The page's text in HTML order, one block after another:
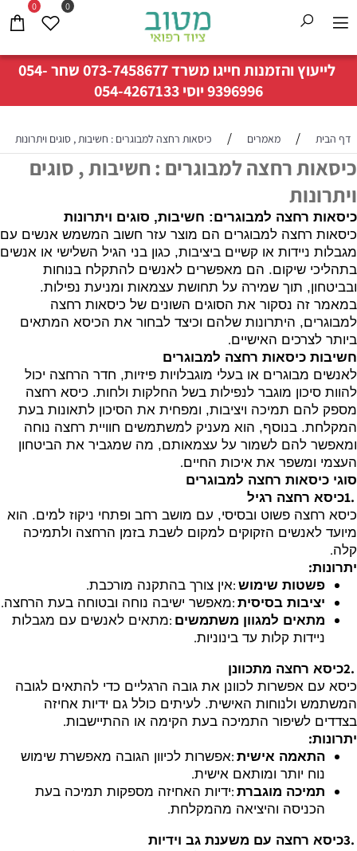
לייעוץ והזמנות חייגו משרד073-7458677שחר054-
9396996יוסי054-4267133
0 0
דף הבית / מאמרים / כיסאות רחצה למבוגרים : חשיבות , סוגים ויתרונות
כיסאות רחצה למבוגרים : חשיבות , סוגים
ויתרונות
כיסאות רחצה למבוגרים: חשיבות, סוגים ויתרונות
כיסאות רחצה למבוגרים הם מוצר עזר חשוב המשמש אנשים עם
מגבלות ניידות או קשיים ביציבות, כגון בני הגיל השלישי או אנשים
בתהליכי שיקום. הם מאפשרים לאנשים להתקלח בנוחות
ובביטחון, תוך שמירה על תחושת עצמאות ומניעת נפילות.
במאמר זה נסקור את הסוגים השונים של כיסאות רחצה
למבוגרים, היתרונות שלהם וכיצד לבחור את הכיסא המתאים
ביותר לצרכים האישיים.
חשיבות כיסאות רחצה למבוגרים
לאנשים מבוגרים או בעלי מוגבלויות פיזיות, חדר הרחצה יכול
להוות סיכון מוגבר לנפילות בשל החלקות ולחות. כיסא רחצה
מספק להם תמיכה ויציבות, ומפחית את הסיכון לתאונות בעת
המקלחת. בנוסף, הוא מעניק למשתמשים חוויית רחצה נוחה
ומאפשר להם לשמור על עצמאותם, מה שמגביר את הביטחון
העצמי ומשפר את איכות החיים.
סוגי כיסאות רחצה למבוגרים
1.כיסא רחצה רגיל
כיסא רחצה פשוט ובסיסי, עם מושב רחב ופתחי ניקוז למים. הוא
מיועד לאנשים הזקוקים למקום לשבת בזמן הרחצה ולתמיכה
קלה.
יתרונות:
פשטות שימוש :אין צורך בהתקנה מורכבת.
יציבות בסיסית :מאפשר ישיבה נוחה ובטוחה בעת הרחצה.
מתאים למגוון משתמשים :מתאים לאנשים עם מגבלות
ניידות קלות עד בינוניות.
2.כיסא רחצה מתכוונן
כיסא עם אפשרות לכוונן את גובה הרגליים כדי להתאים לגובה
המשתמש ולנוחות האישית. לעיתים כולל גם ידיות אחיזה
בצדדים לשיפור התמיכה בעת הקימה או ההתיישבות.
יתרונות:
התאמה אישית :אפשרות לכיוון הגובה מאפשרת שימוש
נוח יותר ומותאם אישית.
תמיכה מוגברת :ידיות האחיזה מספקות תמיכה בעת
הכניסה והיציאה מהמקלחת.
3.כיסא רחצה עם משענת גב וידיות